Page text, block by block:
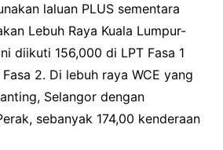
laluan PLUS sementara
Lebuh Raya Kuala Lumpur-
diikuti 156,000 di LPT Fasa 1
2. Di lebuh raya WCE yang
Selangor dengan
sebanyak 174,00 kenderaan